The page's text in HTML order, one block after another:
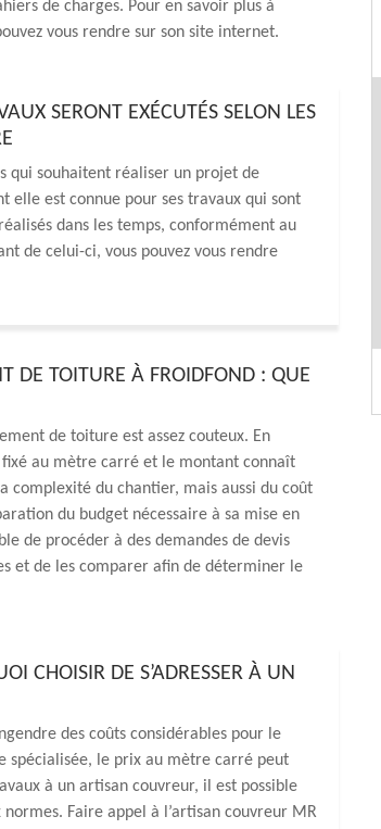
de charges. Pour en savoir plus à
vous rendre sur son site internet.
SERONT EXÉCUTÉS SELON LES
qui souhaitent réaliser un projet de
elle est connue pour ses travaux qui sont
dans les temps, conformément au
de celui-ci, vous pouvez vous rendre
DE TOITURE À FROIDFOND : QUE
de toiture est assez couteux. En
au mètre carré et le montant connaît
complexité du chantier, mais aussi du coût
du budget nécessaire à sa mise en
de procéder à des demandes de devis
et de les comparer afin de déterminer le
CHOISIR DE S’ADRESSER À UN
des coûts considérables pour le
spécialisée, le prix au mètre carré peut
à un artisan couvreur, il est possible
Faire appel à l’artisan couvreur MR